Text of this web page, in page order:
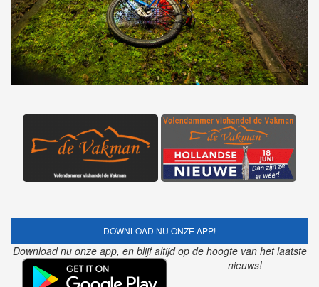
DOWNLOAD NU ONZE APP!
Download nu onze app, en blijf altijd op de hoogte van het laatste
nieuws!